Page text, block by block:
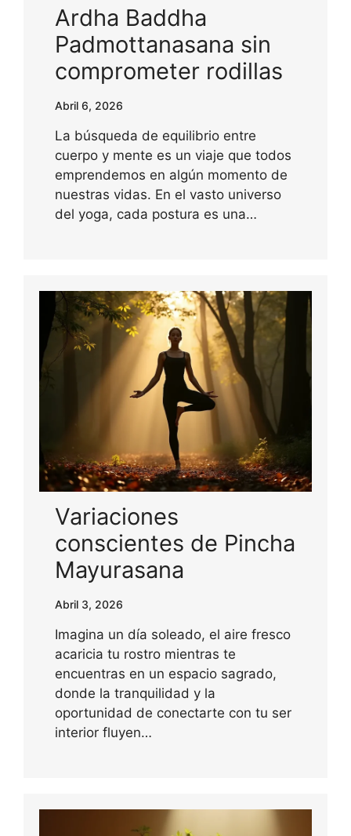
Ardha Baddha
Padmottanasana sin
comprometer rodillas
Abril 6, 2026
La búsqueda de equilibrio entre
cuerpo y mente es un viaje que todos
emprendemos en algún momento de
nuestras vidas. En el vasto universo
del yoga, cada postura es una…
Variaciones
conscientes de Pincha
Mayurasana
Abril 3, 2026
Imagina un día soleado, el aire fresco
acaricia tu rostro mientras te
encuentras en un espacio sagrado,
donde la tranquilidad y la
oportunidad de conectarte con tu ser
interior fluyen…